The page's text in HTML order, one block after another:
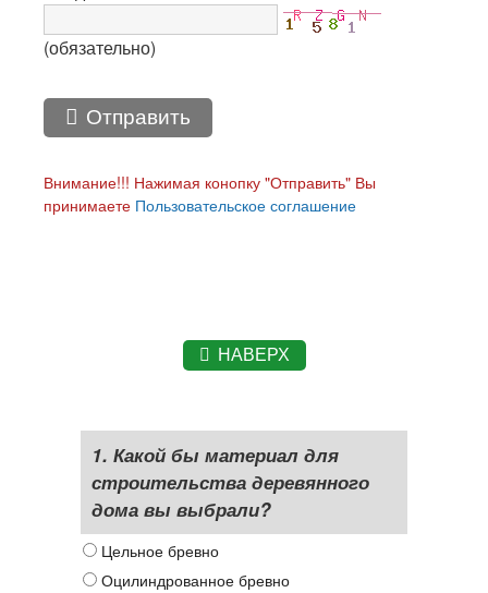
(обязательно)
Отправить
Внимание!!! Нажимая конопку "Отправить" Вы
принимаете Пользовательское соглашение
НАВЕРХ
1. Какой бы материал для
строительства деревянного
дома вы выбрали?
Цельное бревно
Оцилиндрованное бревно